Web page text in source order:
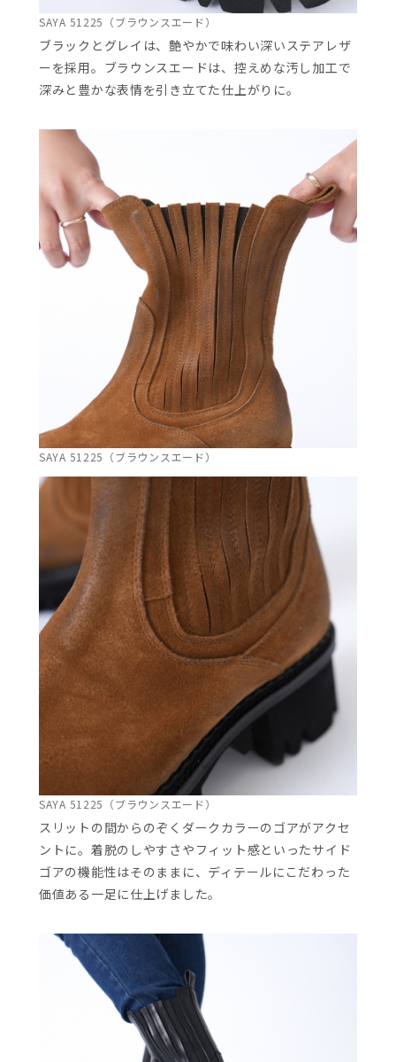
SAYA 51225（ブラウンスエード）
ブラックとグレイは、艶やかで味わい深いステアレザ
ーを採用。ブラウンスエードは、控えめな汚し加工で
深みと豊かな表情を引き立てた仕上がりに。
SAYA 51225（ブラウンスエード）
SAYA 51225（ブラウンスエード）
スリットの間からのぞくダークカラーのゴアがアクセ
ントに。着脱のしやすさやフィット感といったサイド
ゴアの機能性はそのままに、ディテールにこだわった
価値ある一足に仕上げました。